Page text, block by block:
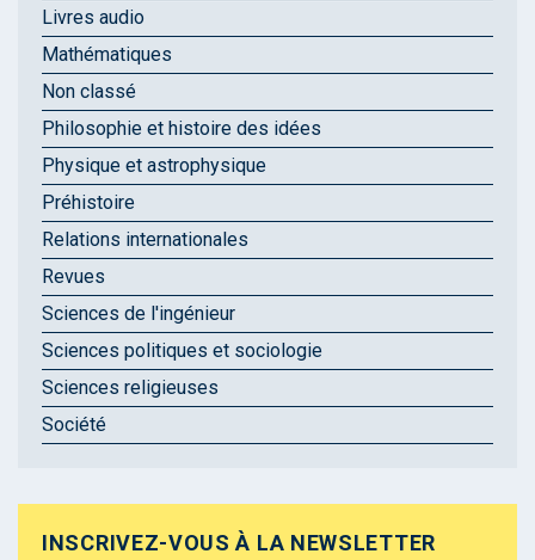
Livres audio
Mathématiques
Non classé
Philosophie et histoire des idées
Physique et astrophysique
Préhistoire
Relations internationales
Revues
Sciences de l'ingénieur
Sciences politiques et sociologie
Sciences religieuses
Société
INSCRIVEZ-VOUS À LA NEWSLETTER